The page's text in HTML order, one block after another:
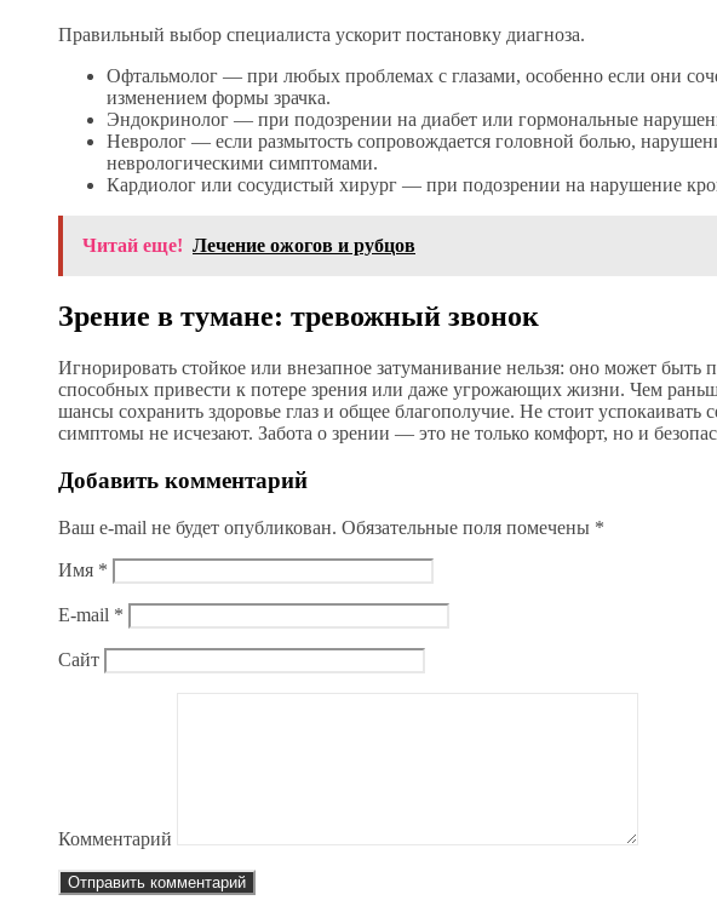
Правильный выбор специалиста ускорит постановку диагноза.
Офтальмолог — при любых проблемах с глазами, особенно если они
изменением формы зрачка.
Эндокринолог — при подозрении на диабет или гормональные
Невролог — если размытость сопровождается головной болью,
неврологическими симптомами.
Кардиолог или сосудистый хирург — при подозрении на нарушение
Читай еще! Лечение ожогов и рубцов
Зрение в тумане: тревожный звонок
Игнорировать стойкое или внезапное затуманивание нельзя: оно может
способных привести к потере зрения или даже угрожающих жизни. Чем
шансы сохранить здоровье глаз и общее благополучие. Не стоит успокаивать
симптомы не исчезают. Забота о зрении — это не только комфорт, но и
Добавить комментарий
Ваш e-mail не будет опубликован. Обязательные поля помечены *
Имя *
E-mail *
Сайт
Комментарий